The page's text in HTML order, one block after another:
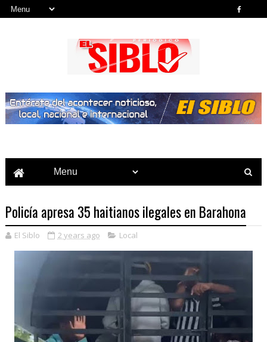
Policía apresa 35 haitianos ilegales en Barahona
El Siblo 2 years ago Local